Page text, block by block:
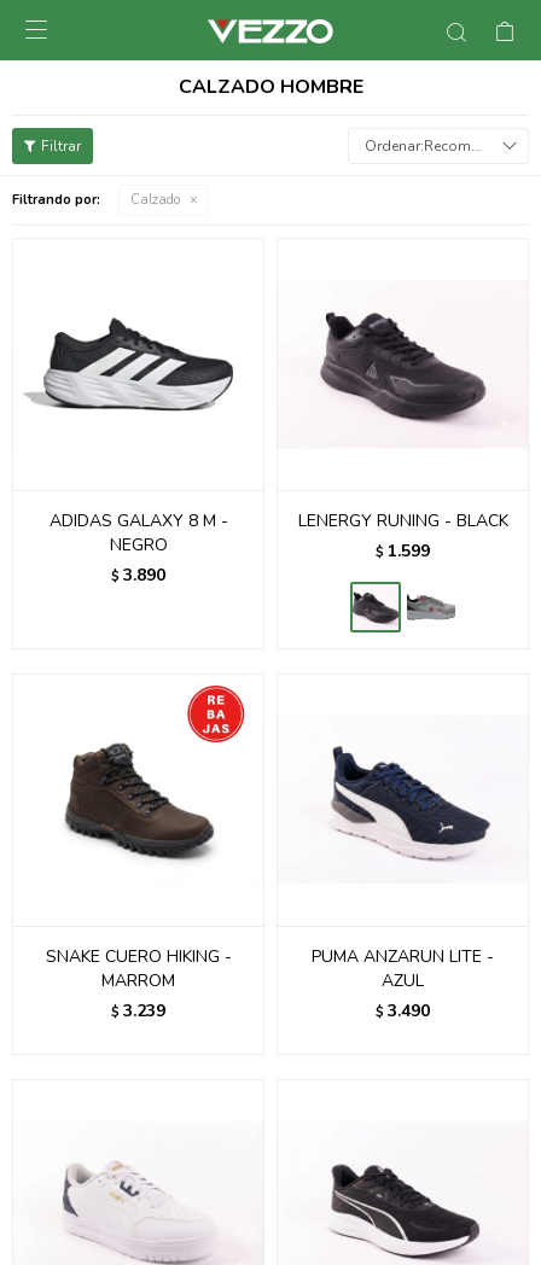

CALZADO HOMBRE
Recomendados
Filtrando por: Calzado
ADIDAS GALAXY 8 M -
NEGRO
$ 3.890
LENERGY RUNING - BLACK
$ 1.599
SNAKE CUERO HIKING -
MARROM
$ 3.239
PUMA ANZARUN LITE -
AZUL
$ 3.490